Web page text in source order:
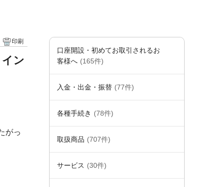
口座開設・初めてお取引されるお
客様へ (165件)
入金・出金・振替 (77件)
各種手続き (78件)
取扱商品 (707件)
サービス (30件)
印刷
ン
がっ